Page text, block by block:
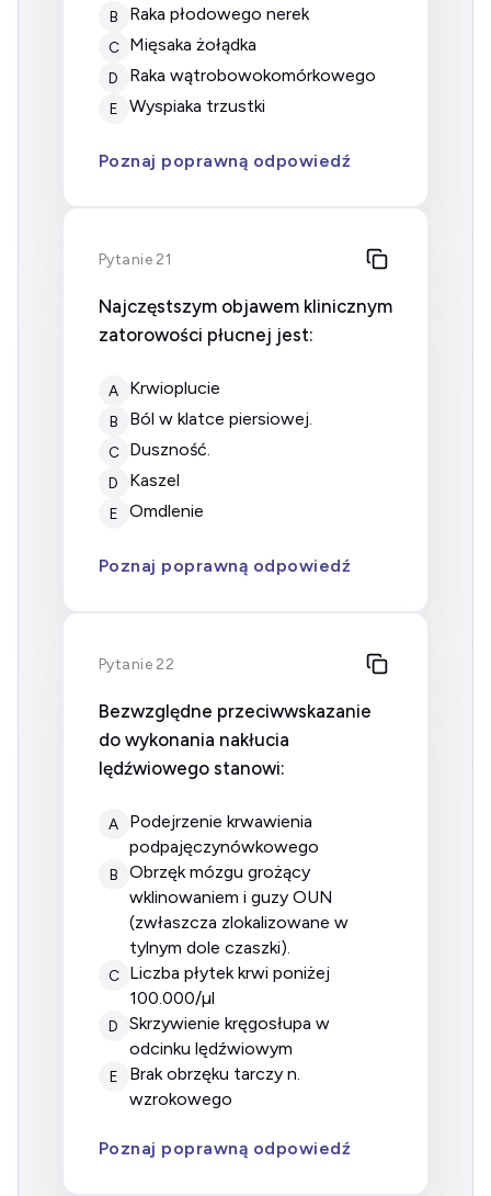
B raka płodowego nerek
C mięsaka żołądka
D raka wątrobowokomórkowego
E wyspiaka trzustki
Poznaj poprawną odpowiedź
Pytanie 21
Najczęstszym objawem klinicznym
zatorowości płucnej jest:
A krwioplucie
B ból w klatce piersiowej.
C duszność.
D kaszel
E omdlenie
Poznaj poprawną odpowiedź
Pytanie 22
Bezwzględne przeciwwskazanie
do wykonania nakłucia
lędźwiowego stanowi:
A
podejrzenie krwawienia
podpajęczynówkowego
B
obrzęk mózgu grożący
wklinowaniem i guzy OUN
(zwłaszcza zlokalizowane w
tylnym dole czaszki).
C
liczba płytek krwi poniżej
100.000/µl
D
skrzywienie kręgosłupa w
odcinku lędźwiowym
E
brak obrzęku tarczy n.
wzrokowego
Poznaj poprawną odpowiedź